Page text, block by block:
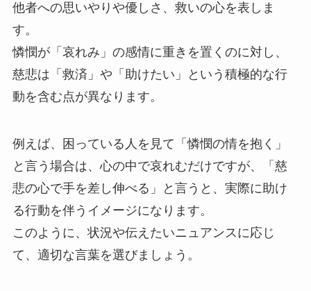
他者への思いやりや優しさ、救いの心を表しま
す。
憐憫が「哀れみ」の感情に重きを置くのに対し、
慈悲は「救済」や「助けたい」という積極的な行
動を含む点が異なります。
例えば、困っている人を見て「憐憫の情を抱く」
と言う場合は、心の中で哀れむだけですが、「慈
悲の心で手を差し伸べる」と言うと、実際に助け
る行動を伴うイメージになります。
このように、状況や伝えたいニュアンスに応じ
て、適切な言葉を選びましょう。